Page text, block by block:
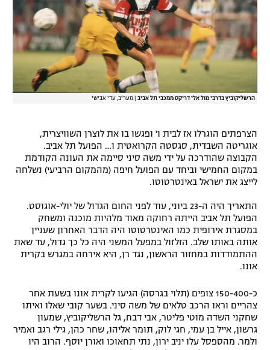
הרשליקוביץ בדרבי מול אלי דריקס ממכבי תל אביב מעריב, עדי אבישי
הצרפתים הוגרלו אז לבית ו' ופגשו בו את לוצרן השוויצרית,
אוגריטה השבדית, סגסטה הקרואטית ו… הפועל תל אביב.
הקבוצה שהודרכה על ידי משה סיני סיימה את העונה הקודמת
במקום החמישי וביחד עם הפועל חיפה (מהמקום הרביעי) נשלחה
לייצג את ישראל באינטרטוטו.
התאריך היה ה-23 ביוני, עוד לפני החום הגדול של יולי-אוגוסט.
הפועל תל אביב הייתה רחוקה מאוד מלהיות מוכנה ומשחק
במסגרת אירופית כמו האינטרטוטו היה הדבר האחרון שעניין
אותה באותו שלב. הזלזול במפעל המשני היה כל כך גדול, עד שאת
ההתמודדות במחזור הראשון, נגד רן, היא אירחה במגרש בקרית
אונו.
כ-150-400 צופים (תלוי בגרסה) הגיעו לקרית אונו בשעת אחר
צהריים וראו הרכב טלאים של משה סיני. בשער קובי שאלו ואיתו
שחקני השדה מוטי פליטר, אבי דבח, גל הרשליקוביץ, שמעון
גרשון, אייל בן עמי, חגי לוק, תומר אליהו, שחר כהן, גילי רגב ואמיר
ולמר. מהספסל עלו יניב ירון, נתי תחאוכו ואורן יוסף. הרוב היו